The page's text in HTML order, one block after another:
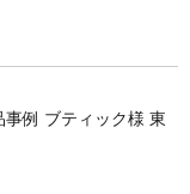
事例 ブティック様 東